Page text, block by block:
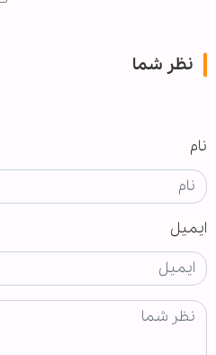
نظر شما
نام
ایمیل